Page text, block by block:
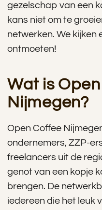
gezelschap van een
kans niet om te
netwerken. We kijken
ontmoeten!
Wat is
Nijmegen?
Open Coffee
ondernemers, ZZP-
freelancers uit de
genot van een kopje
brengen. De
iedereen die het leuk